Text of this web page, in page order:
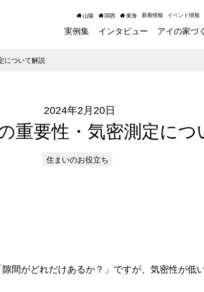
山陽 関西 東海 新着情報 イベント情報
実例集 インタビュー アイの家づ
について解説
2024年2月20日
重要性・気密測定につ
住まいのお役立ち
間がどれだけあるか？」ですが、気密性が低